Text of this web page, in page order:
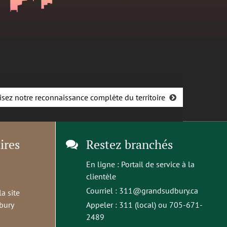
notre reconnaissance complète du territoire
site
Restez branchés
En ligne : Portail de service à la
clientèle
Courriel : 311@grandsudbury.ca
Appeler : 311 (local) ou 705-671-
2489